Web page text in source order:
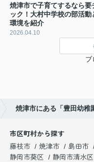
焼津市で子育てするなら要
ック！大村中学校の部活動
環境を紹介
2026.04.10
ブ
焼津市にある「豊田幼稚
市区町村から探す
藤枝市
焼津市 島田市
静岡市葵区
静岡市清水区